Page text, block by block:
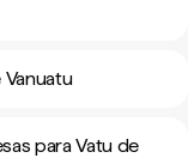
para Vatu de